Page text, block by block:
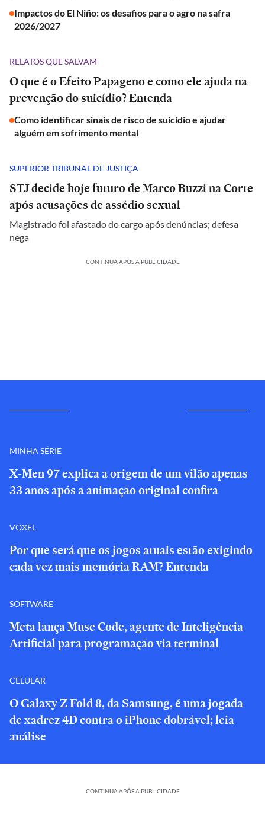
Impactos do El Niño: os desafios para o agro na safra
2026/2027
RELATOS QUE SALVAM
O que é o Efeito Papageno e como ele ajuda na
prevenção do suicídio? Entenda
Como identificar sinais de risco de suicídio e ajudar
alguém em sofrimento mental
SUPERIOR TRIBUNAL DE JUSTIÇA
STJ decide hoje futuro de Marco Buzzi na Corte
após acusações de assédio sexual
Magistrado foi afastado do cargo após denúncias; defesa
nega
CONTINUA APÓS A PUBLICIDADE
MINHA SÉRIE
X-Men 97 explica a origem de um vilão apenas
33 anos após a animação original confira
VOXEL
Por que será que os jogos atuais estão exigindo
cada vez mais memória RAM? Entenda
SOFTWARE
Meta lança Muse Code, agente de Inteligência
Artificial para programação via terminal
CELULAR
O Galaxy Z Fold 8, da Samsung, é uma jogada
de xadrez 4D contra o iPhone dobrável; leia
análise
CONTINUA APÓS A PUBLICIDADE